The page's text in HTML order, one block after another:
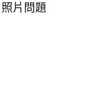
片問題